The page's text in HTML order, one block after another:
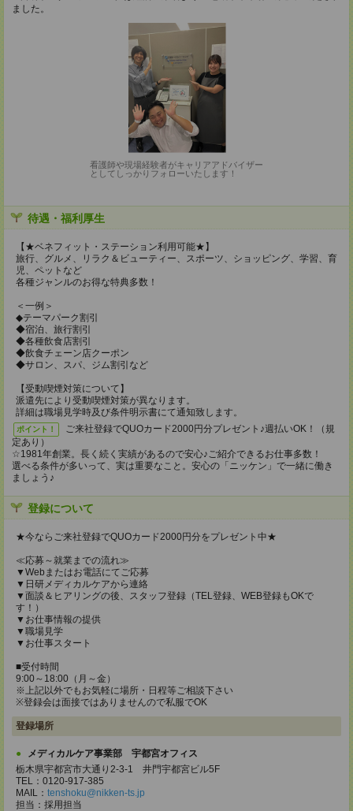
ました。
看護師や現場経験者がキャリアアドバイザー
としてしっかりフォローいたします！
待遇・福利厚生
【★ベネフィット・ステーション利用可能★】
旅行、グルメ、リラク＆ビューティー、スポーツ、ショッピング、学習、育
児、ペットなど
各種ジャンルのお得な特典多数！
＜一例＞
◆テーマパーク割引
◆宿泊、旅行割引
◆各種飲食店割引
◆飲食チェーン店クーポン
◆サロン、スパ、ジム割引など
【受動喫煙対策について】
派遣先により受動喫煙対策が異なります。
詳細は職場見学時及び条件明示書にて通知致します。
ポイント！
ご来社登録でQUOカード2000円分プレゼント♪週払いOK！（規
定あり）
☆1981年創業。長く続く実績があるので安心♪ご紹介できるお仕事多数！
選べる条件が多いって、実は重要なこと。安心の「ニッケン」で一緒に働き
ましょう♪
登録について
★今ならご来社登録でQUOカード2000円分をプレゼント中★
≪応募～就業までの流れ≫
▼Webまたはお電話にてご応募
▼日研メディカルケアから連絡
▼面談＆ヒアリングの後、スタッフ登録（TEL登録、WEB登録もOKで
す！）
▼お仕事情報の提供
▼職場見学
▼お仕事スタート
■受付時間
9:00～18:00（月～金）
※上記以外でもお気軽に場所・日程等ご相談下さい
※登録会は面接ではありませんので私服でOK
登録場所
メディカルケア事業部 宇都宮オフィス
栃木県宇都宮市大通り2-3-1 井門宇都宮ビル5F
TEL：0120-917-385
MAIL： tenshoku@nikken-ts.jp
担当：採用担当